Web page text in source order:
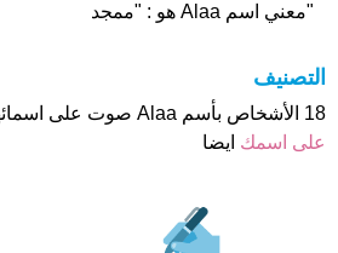
"معني اسم Alaa هو : "ممجد
التصنيف
18 الأشخاص بأسم Alaa صوت على اسمائهم . من فضلك
على اسمك ايضا